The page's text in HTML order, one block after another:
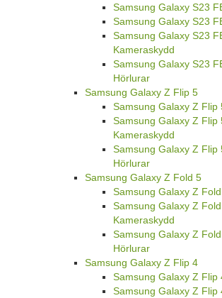
Samsung Galaxy S23
Samsung Galaxy S23
Samsung Galaxy S23
Kameraskydd
Samsung Galaxy S23
Hörlurar
Samsung Galaxy Z Flip 5
Samsung Galaxy Z Flip
Samsung Galaxy Z Flip
Kameraskydd
Samsung Galaxy Z Flip
Hörlurar
Samsung Galaxy Z Fold 5
Samsung Galaxy Z
Samsung Galaxy Z
Kameraskydd
Samsung Galaxy Z
Hörlurar
Samsung Galaxy Z Flip 4
Samsung Galaxy Z Flip
Samsung Galaxy Z Flip